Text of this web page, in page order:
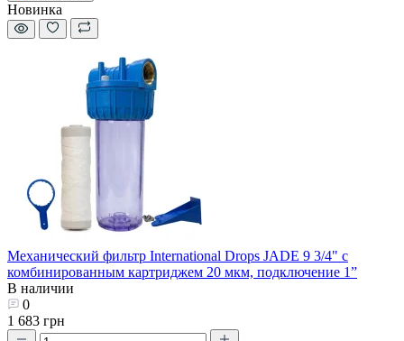
Новинка
Механический фильтр International Drops JADE 9 3/4" с
комбинированным картриджем 20 мкм, подключение 1”
В наличии
0
1 683 грн